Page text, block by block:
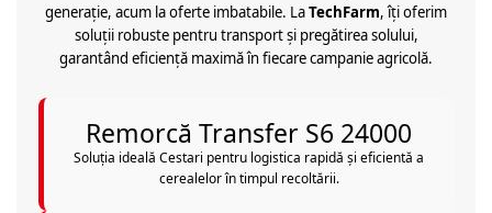
generație, acum la oferte imbatabile. LaTechFarm, îți oferim
soluții robuste pentru transport și pregătirea solului,
garantând eficiență maximă în fiecare campanie agricolă.
Remorcă Transfer S6 24000
Soluția ideală Cestari pentru logistica rapidă și eficientă a
cerealelor în timpul recoltării.